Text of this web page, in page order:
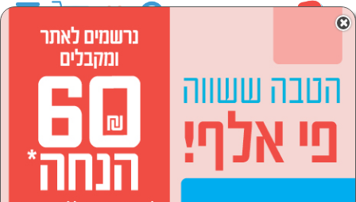
מוצרי חשמל
כביסה, ייבוש ומדיחים
מדיחי כלים צרים
הסתר רשימת קטגוריות
מדיח צר רגיל (1)
מדיחי כלים צרים BLOMBERG בלומברג
×